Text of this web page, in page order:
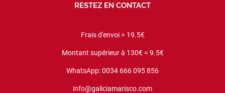
RESTEZ EN CONTACT
Frais d'envoi = 19.5€
Montant supérieur à 130€ = 9.5€
WhatsApp: 0034 666 095 856
info@galiciamarisco.com